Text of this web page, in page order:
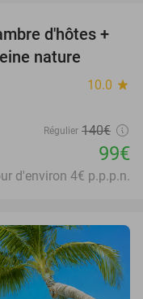
29%
d'hôtes +
nature
10.0 star
Régulier 140€
99€
d'environ 4€ p.p.p.n.